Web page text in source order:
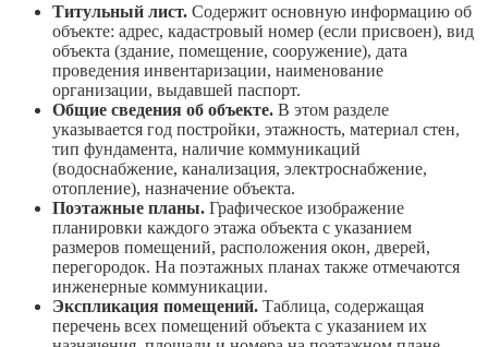
Титульный лист. Содержит основную информацию об
объекте: адрес, кадастровый номер (если присвоен), вид
объекта (здание, помещение, сооружение), дата
проведения инвентаризации, наименование
организации, выдавшей паспорт.
Общие сведения об объекте. В этом разделе
указывается год постройки, этажность, материал стен,
тип фундамента, наличие коммуникаций
(водоснабжение, канализация, электроснабжение,
отопление), назначение объекта.
Поэтажные планы. Графическое изображение
планировки каждого этажа объекта с указанием
размеров помещений, расположения окон, дверей,
перегородок. На поэтажных планах также отмечаются
инженерные коммуникации.
Экспликация помещений. Таблица, содержащая
перечень всех помещений объекта с указанием их